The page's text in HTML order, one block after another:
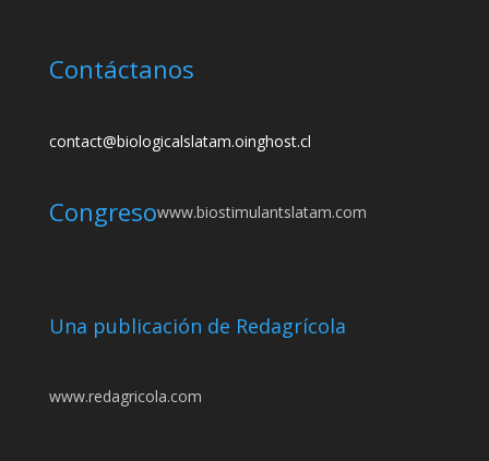
Contáctanos
contact@biologicalslatam.oinghost.cl
Congresowww.biostimulantslatam.com
Una publicación de Redagrícola
www.redagricola.com